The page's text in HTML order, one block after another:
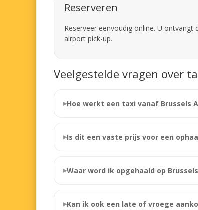
Reserveren
Reserveer eenvoudig online. U
airport pick-up.
Veelgestelde vragen over
Hoe werkt een taxi vanaf Brussels
Is dit een vaste prijs voor een
Waar word ik opgehaald op
Kan ik ook een late of vroege